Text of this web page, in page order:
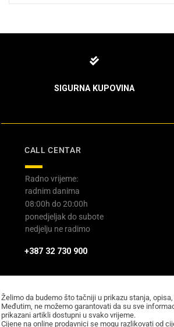
SIGURNA KUPOVINA
CALL CENTAR
Radno vrijeme:
radnim danima
08:00h do 20:00h
ponedjeljak do subote
nedjelju ne radimo
+387 32 730 900
Želimo da budemo što tačniji u prikazu stanja,
Međutim, ne možemo garantovati da su sve
prikazani artikli dostupni u svako vrijeme.
Cijene na online prodavnici se mogu razlikovati od